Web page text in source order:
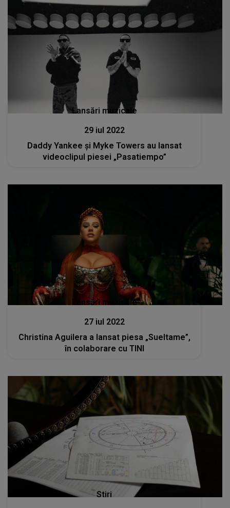
Lansări muzicale
29 iul 2022
Daddy Yankee și Myke Towers au lansat
videoclipul piesei „Pasatiempo”
Lansări muzicale
27 iul 2022
Christina Aguilera a lansat piesa „Sueltame”,
în colaborare cu TINI
Stiri